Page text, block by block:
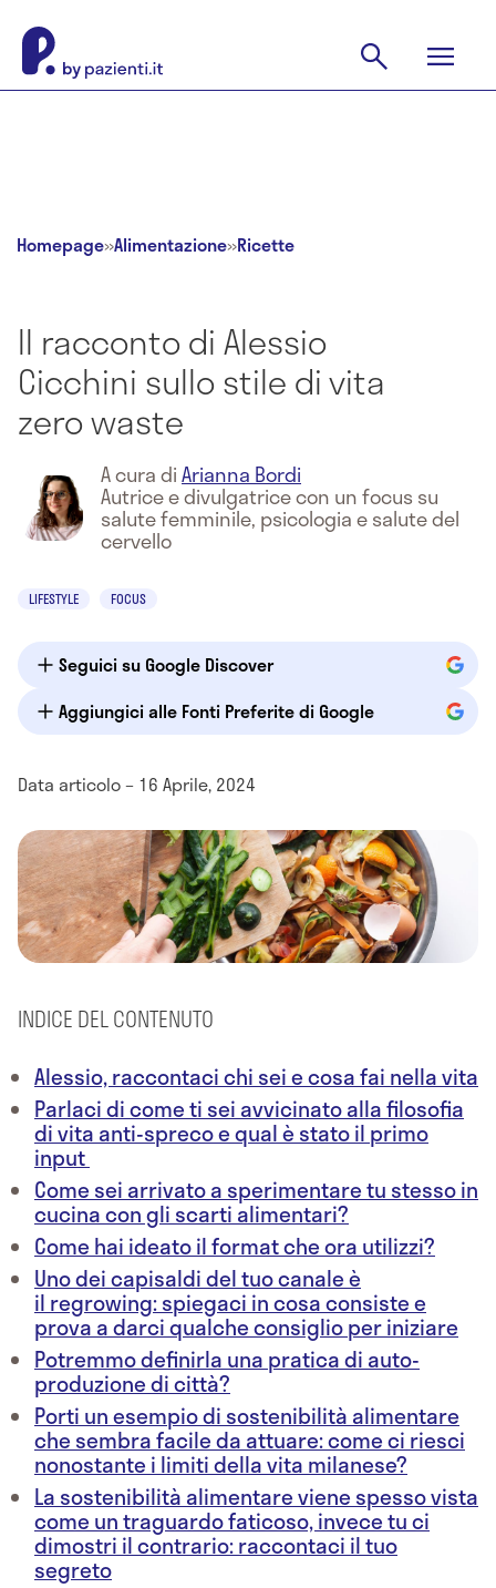
Homepage»Alimentazione»Ricette
Il racconto di Alessio
Cicchini sullo stile di vita
zero waste
A cura diArianna Bordi
Autrice e divulgatrice con un focus su
salute femminile, psicologia e salute del
cervello
LIFESTYLE FOCUS
Seguici su Google Discover
Aggiungici alle Fonti Preferite di Google
Data articolo – 16 Aprile, 2024
INDICE DEL CONTENUTO
Alessio, raccontaci chi sei e cosa fai nella vita
Parlaci di come ti sei avvicinato alla filosofia
di vita anti-spreco e qual è stato il primo
input
Come sei arrivato a sperimentare tu stesso in
cucina con gli scarti alimentari?
Come hai ideato il format che ora utilizzi?
Uno dei capisaldi del tuo canale è
il regrowing: spiegaci in cosa consiste e
prova a darci qualche consiglio per iniziare
Potremmo definirla una pratica di auto-
produzione di città?
Porti un esempio di sostenibilità alimentare
che sembra facile da attuare: come ci riesci
nonostante i limiti della vita milanese?
La sostenibilità alimentare viene spesso vista
come un traguardo faticoso, invece tu ci
dimostri il contrario: raccontaci il tuo
segreto